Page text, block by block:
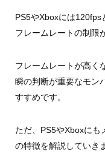
PS5やXboxには120fps
フレームレートの制限
フレームレートが高く
瞬の判断が重要なモン
すすめです。
ただ、PS5やXboxにも
の特徴を解説していき